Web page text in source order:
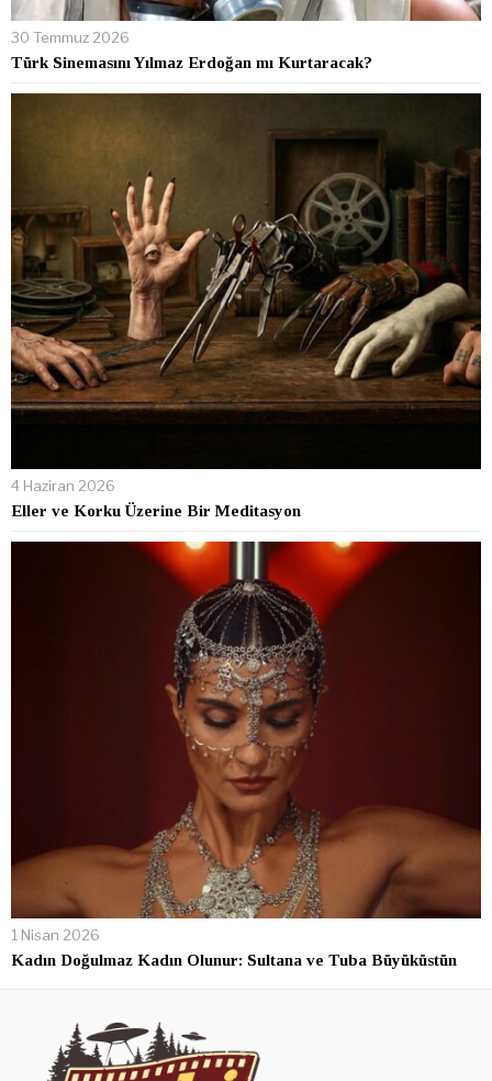
30 Temmuz 2026
Türk Sinemasını Yılmaz Erdoğan mı Kurtaracak?
4 Haziran 2026
Eller ve Korku Üzerine Bir Meditasyon
1 Nisan 2026
Kadın Doğulmaz Kadın Olunur: Sultana ve Tuba Büyüküstün